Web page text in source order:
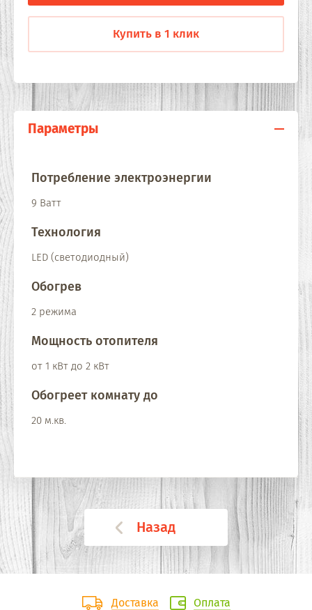
Купить в 1 клик
Параметры
Потребление электроэнергии
9 Ватт
Технология
LED (светодиодный)
Обогрев
2 режима
Мощность отопителя
от 1 кВт до 2 кВт
Обогреет комнату до
20 м.кв.
Назад
Доставка Оплата